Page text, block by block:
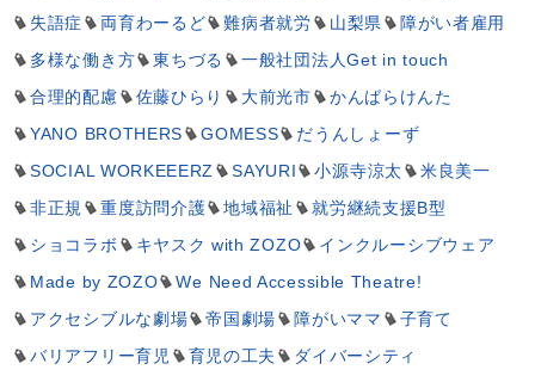
失語症
両育わーるど 難病者就労 山梨県
障がい者雇用
多様な働き方
東ちづる
一般社団法人Get in touch
合理的配慮
佐藤ひらり 大前光市
かんばらけんた
YANO BROTHERS
GOMESS
だうんしょーず
SOCIAL WORKEEERZ
SAYURI 小源寺涼太
米良美一
非正規
重度訪問介護 地域福祉
就労継続支援B型
ショコラボ
キヤスク with ZOZO
インクルーシブウェア
Made by ZOZO
We Need Accessible Theatre!
アクセシブルな劇場
帝国劇場 障がいママ
子育て
バリアフリー育児
育児の工夫
ダイバーシティ